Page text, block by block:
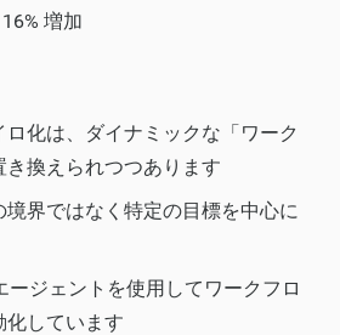
増加
化は、ダイナミックな「ワーク
き換えられつつあります
境界ではなく特定の目標を中心に
ージェントを使用してワークフロ
化しています